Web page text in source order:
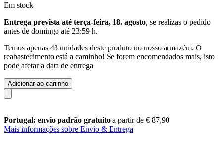
Em stock
Entrega prevista até terça-feira, 18. agosto, se realizas o pedido
antes de domingo até 23:59 h.
Temos apenas 43 unidades deste produto no nosso armazém. O
reabastecimento está a caminho! Se forem encomendados mais, isto
pode afetar a data de entrega
Adicionar ao carrinho
Portugal: envio padrão gratuito a partir de € 87,90
Mais informações sobre Envio & Entrega